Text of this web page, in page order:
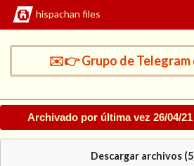
hispachan files
✉️👉 Grupo de Telegram
Archivado por última vez 26/04/
Descargar archivos (5